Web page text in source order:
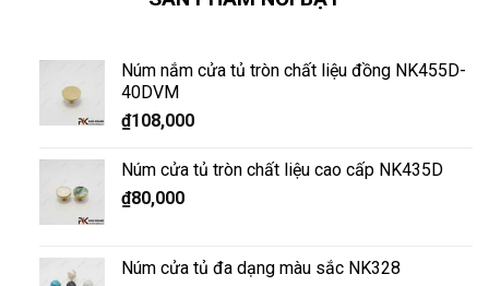
Núm nắm cửa tủ tròn chất liệu đồng NK455D-
40DVM
₫108,000
Núm cửa tủ tròn chất liệu cao cấp NK435D
₫80,000
Núm cửa tủ đa dạng màu sắc NK328